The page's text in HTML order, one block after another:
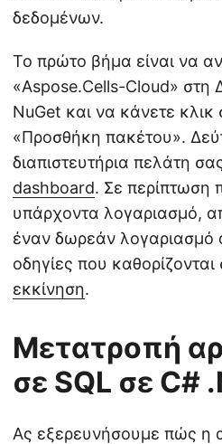
δεδομένων.
Το πρώτο βήμα είναι να
«Aspose.Cells-Cloud» στη
NuGet και να κάνετε κλικ
«Προσθήκη πακέτου».
διαπιστευτήρια πελάτη
dashboard. Σε περίπτωση
υπάρχοντα λογαριασμό,
έναν δωρεάν λογαριασμό
οδηγίες που
εκκίνηση.
Μετατροπή
σε SQL σε C#
Ας εξερευνήσουμε πώς η